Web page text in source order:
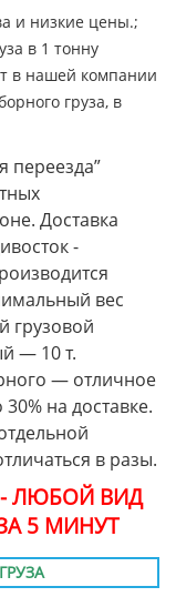
и низкие цены.;
в 1 тонну
в нашей компании
груза, в
переезда”
Доставка
-
вес
грузовой
— 10 т.
— отличное
на доставке.
в разы.
ЛЮБОЙ ВИД
5 МИНУТ